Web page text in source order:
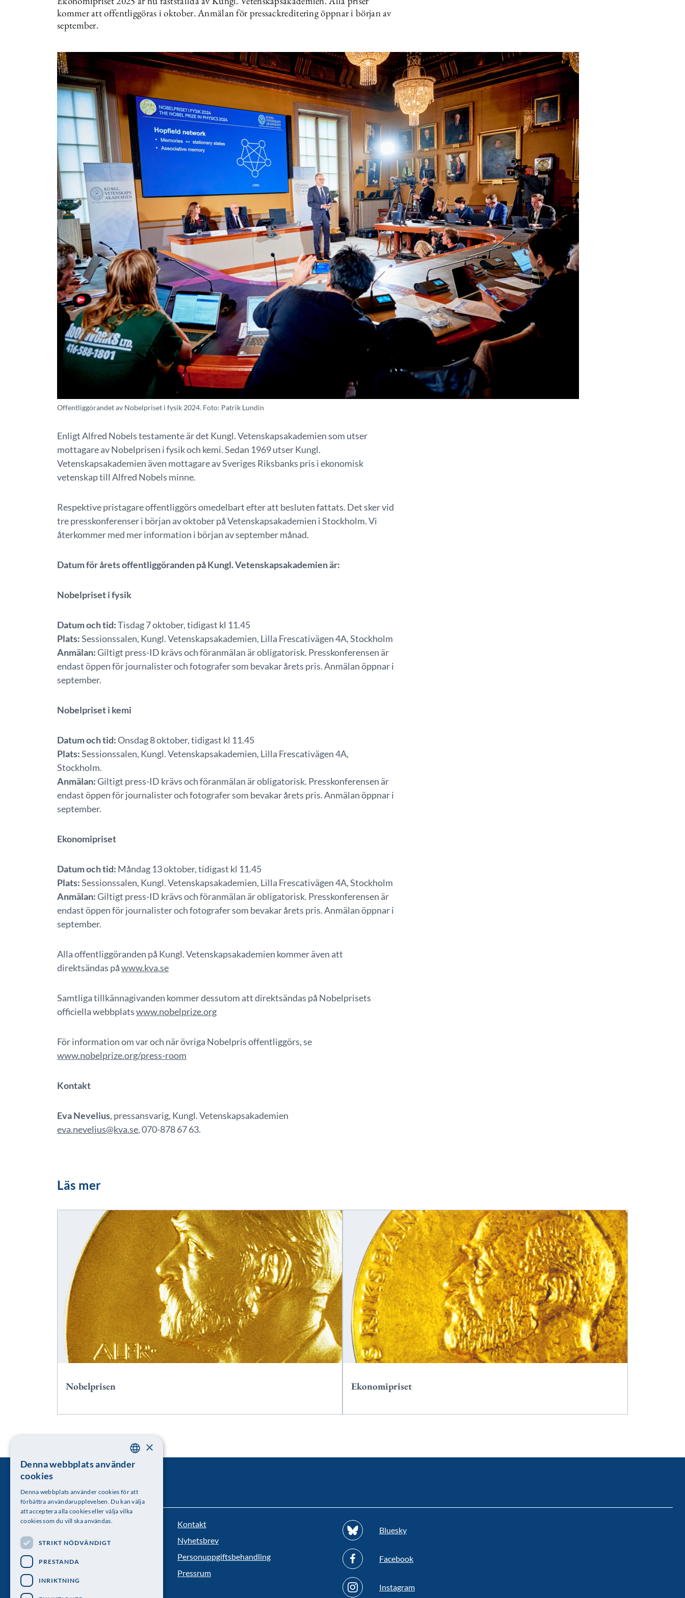
kommer att offentliggöras i oktober. Anmälan för pressackreditering öppnar i början av
september.
Offentliggörandet av Nobelpriset i fysik 2024. Foto: Patrik Lundin
Enligt Alfred Nobels testamente är det Kungl. Vetenskapsakademien som utser
mottagare av Nobelprisen i fysik och kemi. Sedan 1969 utser Kungl.
Vetenskapsakademien även mottagare av Sveriges Riksbanks pris i ekonomisk
vetenskap till Alfred Nobels minne.
Respektive pristagare offentliggörs omedelbart efter att besluten fattats. Det sker vid
tre presskonferenser i början av oktober på Vetenskapsakademien i Stockholm. Vi
återkommer med mer information i början av september månad.
Datum för årets offentliggöranden på Kungl. Vetenskapsakademien är:
Nobelpriset i fysik
Datum och tid:Tisdag 7 oktober, tidigast kl 11.45
Plats:Sessionssalen, Kungl. Vetenskapsakademien, Lilla Frescativägen 4A, Stockholm
Anmälan:Giltigt press-ID krävs och föranmälan är obligatorisk. Presskonferensen är
endast öppen för journalister och fotografer som bevakar årets pris. Anmälan öppnar i
september.
Nobelpriset i kemi
Datum och tid:Onsdag 8 oktober, tidigast kl 11.45
Plats:Sessionssalen, Kungl. Vetenskapsakademien, Lilla Frescativägen 4A,
Stockholm.
Anmälan:Giltigt press-ID krävs och föranmälan är obligatorisk. Presskonferensen är
endast öppen för journalister och fotografer som bevakar årets pris. Anmälan öppnar i
september.
Ekonomipriset
Datum och tid: Måndag 13 oktober, tidigast kl 11.45
Plats:Sessionssalen, Kungl. Vetenskapsakademien, Lilla Frescativägen 4A, Stockholm
Anmälan:Giltigt press-ID krävs och föranmälan är obligatorisk. Presskonferensen är
endast öppen för journalister och fotografer som bevakar årets pris. Anmälan öppnar i
september.
Alla offentliggöranden på Kungl. Vetenskapsakademien kommer även att
direktsändas påwww.kva.se
Samtliga tillkännagivanden kommer dessutom att direktsändas på Nobelprisets
officiella webbplatswww.nobelprize.org
För information om var och när övriga Nobelpris offentliggörs, se
www.nobelprize.org/press-room
Kontakt
Eva Nevelius, pressansvarig, Kungl. Vetenskapsakademien
eva.nevelius@kva.se, 070-878 67 63.
Läs mer
Nobelprisen Ekonomipriset
Kungl. Vetenskapsakademien
Besöksadress: Lilla Frescativägen 4A
Telefon: 08-673 95 00
Kontakt
Nyhetsbrev
Personuppgiftsbehandling
Pressrum
Bluesky
Facebook
Instagram
SWEDISH
×
Denna webbplats använder
cookies
Denna webbplats använder cookies för att
förbättra användarupplevelsen. Du kan välja
att acceptera alla cookies eller välja vilka
cookies som du vill ska användas.
STRIKT NÖDVÄNDIGT
PRESTANDA
INRIKTNING